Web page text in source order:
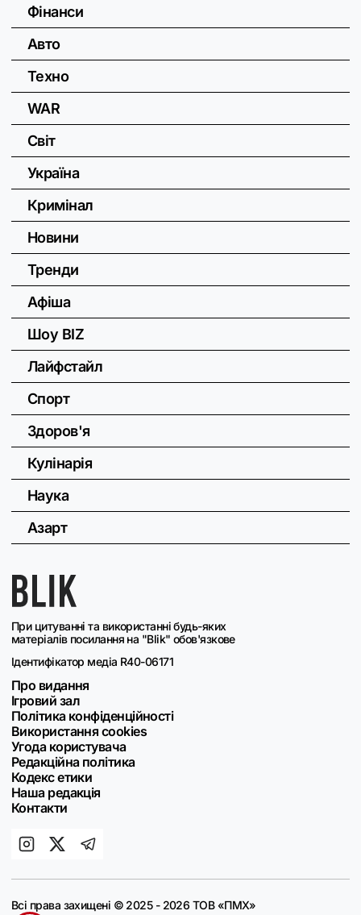
При цитуванні та використанні будь-яких
матеріалів посилання на "Blik" обов'язкове
Ідентифікатор медіа R40-06171
Про видання
Ігровий зал
Політика конфіденційності
Використання cookies
Угода користувача
Редакційна політика
Кодекс етики
Наша редакція
Контакти
Фінанси
Авто
Техно
WAR
Світ
Україна
Кримінал
Новини
Тренди
Афіша
Шоу BIZ
Лайфстайл
Спорт
Здоров'я
Кулінарія
Наука
Азарт
Всі права захищені © 2025 - 2026 ТОВ «ПМХ»